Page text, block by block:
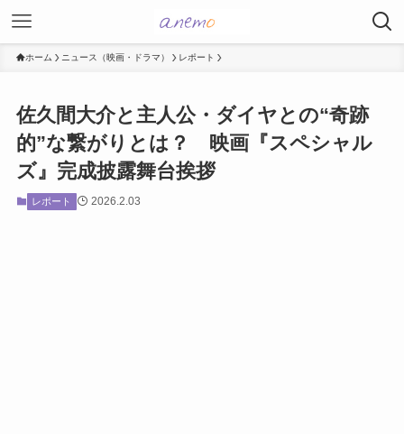
ホーム ニュース（映画・ドラマ） レポート
佐久間大介と主人公・ダイヤとの“奇跡
的”な繋がりとは？ 映画『スペシャル
ズ』完成披露舞台挨拶
レポート 2026.2.03